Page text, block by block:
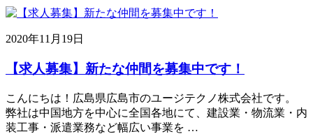
2020年11月19日
【求人募集】新たな仲間を募集中です！
こんにちは！広島県広島市のユージテクノ株式会社です。
弊社は中国地方を中心に全国各地にて、建設業・物流業・内
装工事・派遣業務など幅広い事業を …